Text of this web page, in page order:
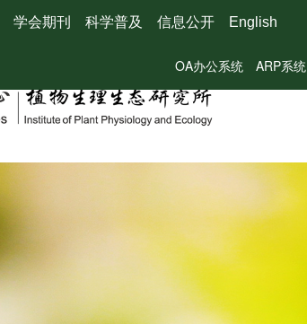
学会期刊 科学普及 信息公开 English
OA办公系统 ARP系统